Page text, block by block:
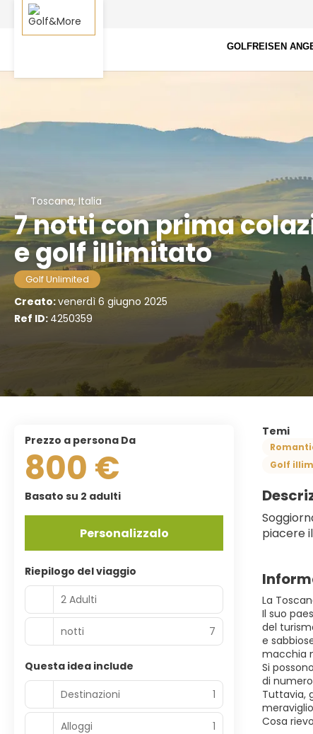
GOLFREISEN
Toscana, Italia
7 notti con prima
e golf illimitato
Golf Unlimited
Creato:venerdì 6 giugno 2025
Ref ID: 4250359
Temi
Golf
piacere
La
Il suo
del
e
macchia
Si
di
Tuttavia,
Cosa
prezzo a persona Da
800 €
Basato su 2 adulti
Personalizzalo
Riepilogo del viaggio
2 Adulti
notti 7
Questa idea include
Destinazioni
1
Alloggi 1